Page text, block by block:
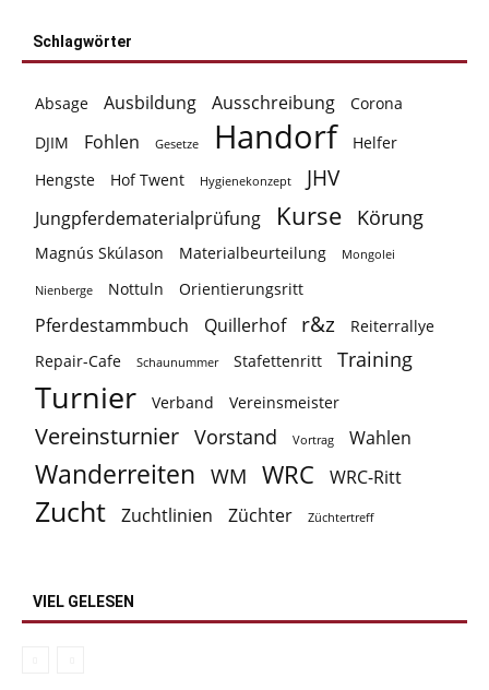
Schlagwörter
Absage Ausbildung Ausschreibung
Corona
DJIM
Fohlen Gesetze Handorf
Helfer
Hengste
Hof Twent Hygienekonzept JHV
Jungpferdematerialprüfung Kurse Körung
Magnús Skúlason Materialbeurteilung Mongolei
Nienberge Nottuln Orientierungsritt
Pferdestammbuch Quillerhof r&z
Reiterrallye
Repair-Cafe
Schaunummer Stafettenritt Training
Turnier Verband Vereinsmeister
Vereinsturnier Vorstand Vortrag Wahlen
Wanderreiten WM WRC WRC-Ritt
Zucht Zuchtlinien Züchter Züchtertreff
VIEL GELESEN